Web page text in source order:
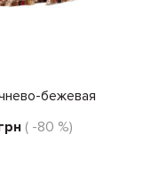
бежевая
( -80 %)